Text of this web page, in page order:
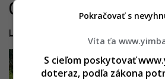
06.09.2018
Lodenica Karlova Ves
Víta ťa
S cieľom poskytovať
doteraz, podľa zákona
Pokračovať s